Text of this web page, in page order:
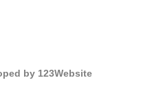
by 123Website